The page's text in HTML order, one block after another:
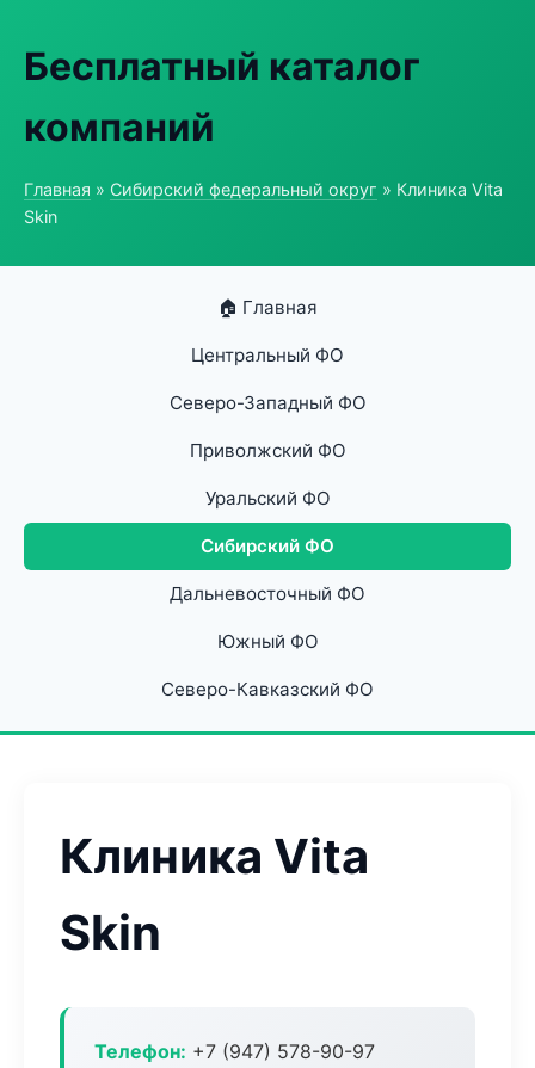
Бесплатный каталог
компаний
Главная » Сибирский федеральный округ » Клиника Vita
Skin
🏠 Главная
Центральный ФО
Северо-Западный ФО
Приволжский ФО
Уральский ФО
Сибирский ФО
Дальневосточный ФО
Южный ФО
Северо-Кавказский ФО
Клиника Vita
Skin
Телефон: +7 (947) 578-90-97